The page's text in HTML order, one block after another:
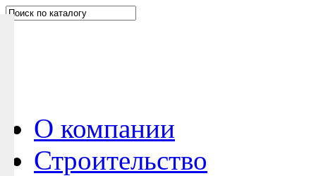
О компании
Строительство